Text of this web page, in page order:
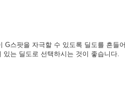
스팟을 자극할 수 있도록 딜도를 흔들
는 딜도로 선택하시는 것이 좋습니다.